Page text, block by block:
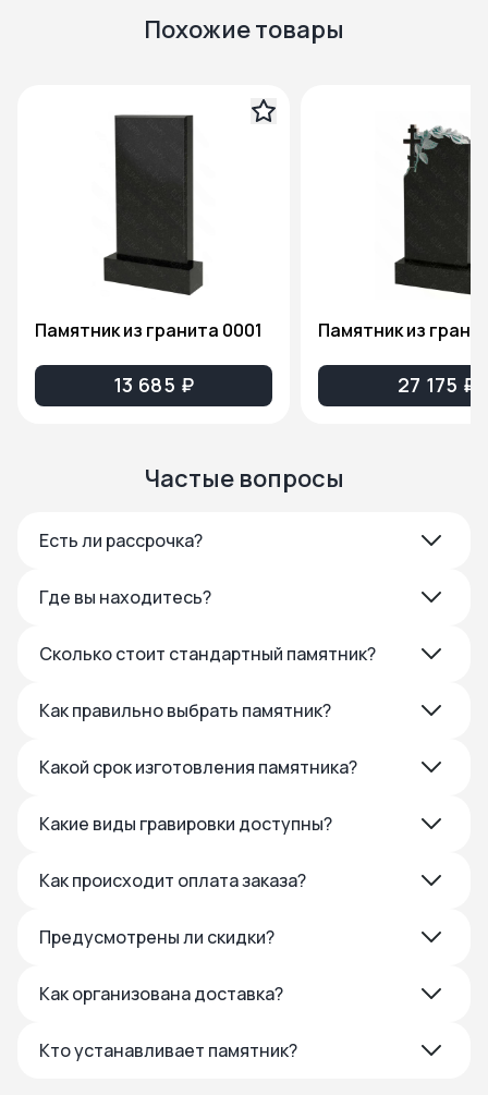
Похожие товары
Памятник из гранита 0001
13 685 ₽ 27 175 ₽
Частые вопросы
Есть ли рассрочка?
Где вы находитесь?
Сколько стоит стандартный памятник?
Как правильно выбрать памятник?
Какой срок изготовления памятника?
Какие виды гравировки доступны?
Как происходит оплата заказа?
Предусмотрены ли скидки?
Как организована доставка?
Кто устанавливает памятник?